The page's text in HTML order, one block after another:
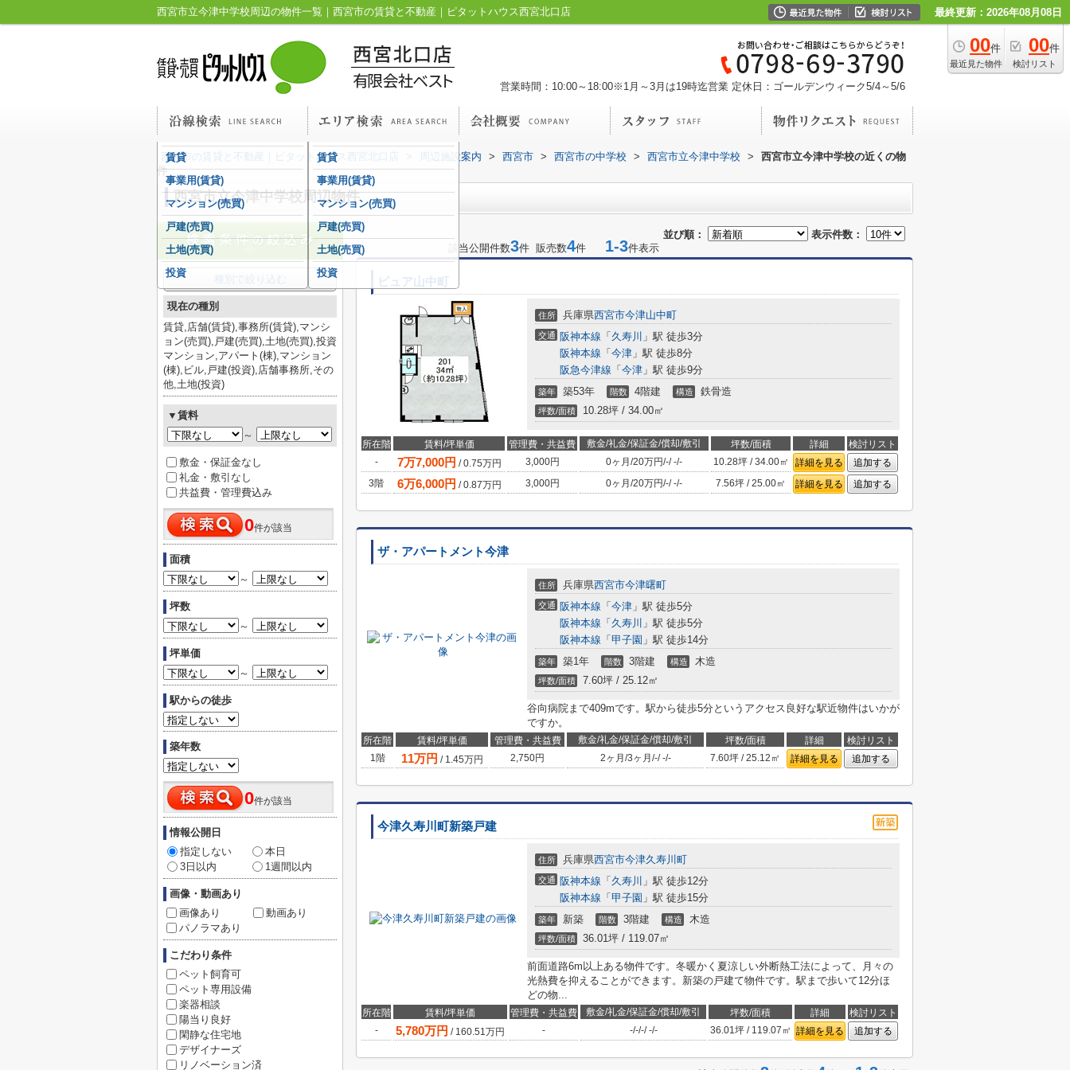
西宮市立今津中学校周辺の物件一覧｜西宮市の賃貸と不動産｜ピタットハウス西宮北口店 最終更新：2026年08月08日
00件
最近見た物件
00件
検討リスト
営業時間：10:00～18:00※1月～3月は19時迄営業 定休日：ゴールデンウィーク5/4～5/6
賃貸
事業用(賃貸)
マンション(売買)
戸建(売買)
土地(売買)
投資
賃貸
事業用(賃貸)
マンション(売買)
戸建(売買)
土地(売買)
投資
西宮市の賃貸と不動産｜ピタットハウス西宮北口店 周辺施設案内 > 西宮市 > 西宮市の中学校 > 西宮市立今津中学校 >
西宮市立今津中学校の近くの物
件
西宮市立今津中学校周辺物件
並び順：
表示件数：
該当公開件数3件 販売数4件 1-3件表示
ピュア山中町
住所 兵庫県西宮市今津山中町
交通 阪神本線 「 久寿川 」駅 徒歩3分
阪神本線 「 今津 」駅 徒歩8分
阪急今津線 「 今津 」駅 徒歩9分
築年 築53年 階数 4階建 構造 鉄骨造
坪数/面積 10.28坪 / 34.00㎡
所在階 賃料/坪単価 管理費・共益費 敷金/礼金/保証金/償却/敷引 坪数/面積 詳細
検討リスト
-
7万7,000円 /0.75万円 3,000円 0ヶ月 /20万円/-/-/- 10.28坪 / 34.00㎡ 詳細を見る
追加する
3階
6万6,000円 /0.87万円 3,000円 0ヶ月 /20万円/-/-/- 7.56坪 / 25.00㎡ 詳細を見る 追加する
ザ・アパートメント今津
住所 兵庫県西宮市今津曙町
交通 阪神本線 「 今津 」駅 徒歩5分
阪神本線 「 久寿川 」駅 徒歩5分
阪神本線 「 甲子園 」駅 徒歩14分
築年 築1年 階数 3階建 構造 木造
坪数/面積 7.60坪 / 25.12㎡
谷向病院まで409mです。駅から徒歩5分というアクセス良好な駅近物件はいかが
ですか。
所在階 賃料/坪単価 管理費・共益費 敷金/礼金/保証金/償却/敷引 坪数/面積 詳細
検討リスト
1階
11万円 / 1.45万円 2,750円 2ヶ月 /3ヶ月 /-/-/- 7.60坪 / 25.12㎡ 詳細を見る 追加する
今津久寿川町新築戸建
住所 兵庫県西宮市今津久寿川町
交通 阪神本線 「 久寿川 」駅 徒歩12分
阪神本線 「 甲子園 」駅 徒歩15分
築年 新築 階数 3階建 構造 木造
坪数/面積 36.01坪 / 119.07㎡
前面道路6m以上ある物件です。冬暖かく夏涼しい外断熱工法によって、月々の
光熱費を抑えることができます。新築の戸建て物件です。駅まで歩いて12分ほ
どの物...
所在階 賃料/坪単価 管理費・共益費 敷金/礼金/保証金/償却/敷引 坪数/面積 詳細
検討リスト
-
5,780万円 / 160.51万円 - -/-/-/-/- 36.01坪 / 119.07㎡ 詳細を見る 追加する
種別で絞り込む
現在の種別
賃貸,店舗(賃貸),事務所(賃貸),マンシ
ョン(売買),戸建(売買),土地(売買),投資
マンション,アパート(棟),マンション
(棟),ビル,戸建(投資),店舗事務所,その
他,土地(投資)
▼賃料
～
敷金・保証金なし
礼金・敷引なし
共益費・管理費込み
0件が該当
面積
～
坪数
～
坪単価
～
駅からの徒歩
築年数
0件が該当
情報公開日
指定しない
本日
3日以内
1週間以内
画像・動画あり
画像あり
動画あり
パノラマあり
こだわり条件
ペット飼育可
ペット専用設備
楽器相談
陽当り良好
閑静な住宅地
デザイナーズ
リノベーション済